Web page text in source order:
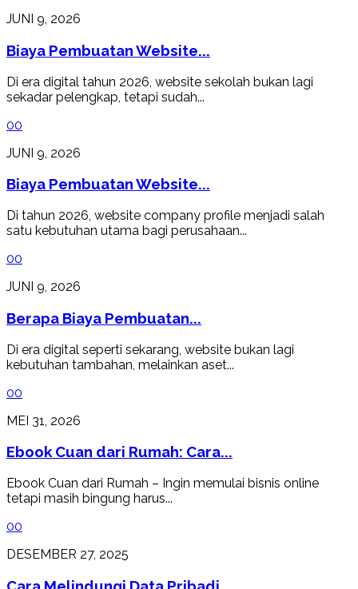
JUNI 9, 2026
Biaya Pembuatan Website...
Di era digital tahun 2026, website sekolah bukan lagi
sekadar pelengkap, tetapi sudah...
00
JUNI 9, 2026
Biaya Pembuatan Website...
Di tahun 2026, website company profile menjadi salah
satu kebutuhan utama bagi perusahaan...
00
JUNI 9, 2026
Berapa Biaya Pembuatan...
Di era digital seperti sekarang, website bukan lagi
kebutuhan tambahan, melainkan aset...
00
MEI 31, 2026
Ebook Cuan dari Rumah: Cara...
Ebook Cuan dari Rumah – Ingin memulai bisnis online
tetapi masih bingung harus...
00
DESEMBER 27, 2025